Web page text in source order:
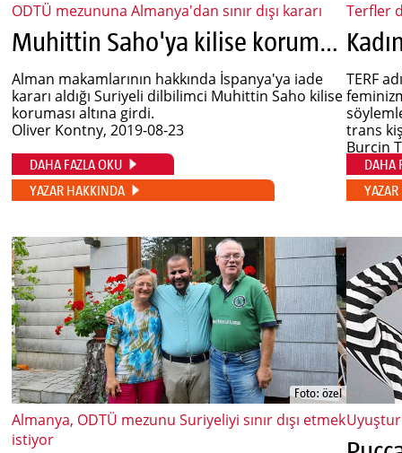
ODTÜ mezununa Almanya'dan sınır dışı kararı
Muhittin Saho'ya kilise koruması
Alman makamlarının hakkında İspanya'ya iade
kararı aldığı Suriyeli dilbilimci Muhittin Saho kilise
koruması altına girdi.
Oliver Kontny, 2019-08-23
DAHA FAZLA OKU
YAZAR HAKKINDA
Terfler
TERF
trans
Burcin
DAHA
Foto: özel
Almanya, ODTÜ mezunu Suriyeliyi sınır dışı etmek
istiyor